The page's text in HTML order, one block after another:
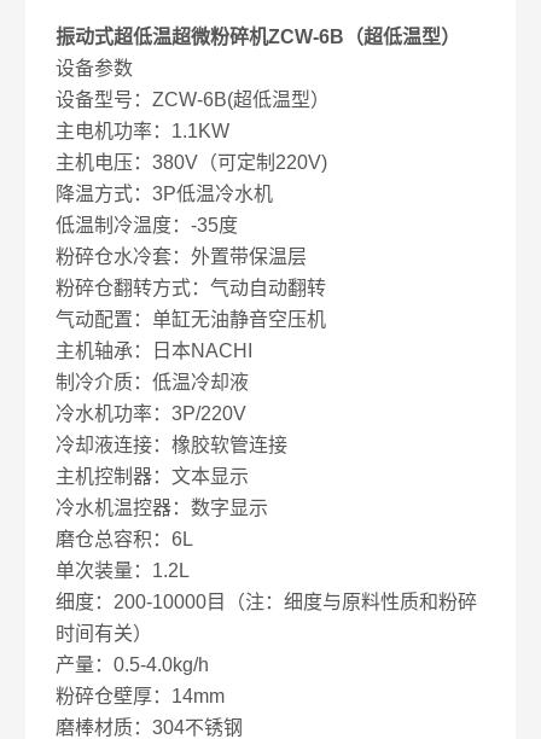
振动式超低温超微粉碎机ZCW-6B （超低温型）
设备参数
设备型号：ZCW-6B(超低温型）
主电机功率：1.1KW
主机电压：380V（可定制220V)
降温方式：3P低温冷水机
低温制冷温度：-35度
粉碎仓水冷套：外置带保温层
粉碎仓翻转方式：气动自动翻转
气动配置：单缸无油静音空压机
主机轴承：日本NACHI
制冷介质：低温冷却液
冷水机功率：3P/220V
冷却液连接：橡胶软管连接
主机控制器：文本显示
冷水机温控器：数字显示
磨仓总容积：6L
单次装量：1.2L
细度：200-10000目（注：细度与原料性质和粉碎
时间有关）
产量：0.5-4.0kg/h
粉碎仓壁厚：14mm
磨棒材质：304不锈钢